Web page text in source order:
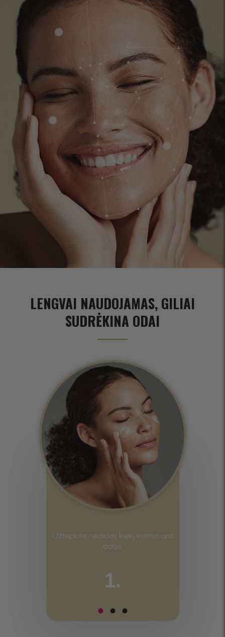
LENGVAI NAUDOJAMAS, GILIAI
SUDRĖKINA ODAI
Užtepkite nedidelį kiekį kremo ant
odos
1.